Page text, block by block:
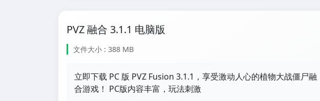
PVZ 融合 3.1.1 电脑版
文件大小 : 388 MB
立即下载 PC 版 PVZ Fusion 3.1.1，享受激动人心的植物大战僵尸融
合游戏！ PC版内容丰富，玩法刺激